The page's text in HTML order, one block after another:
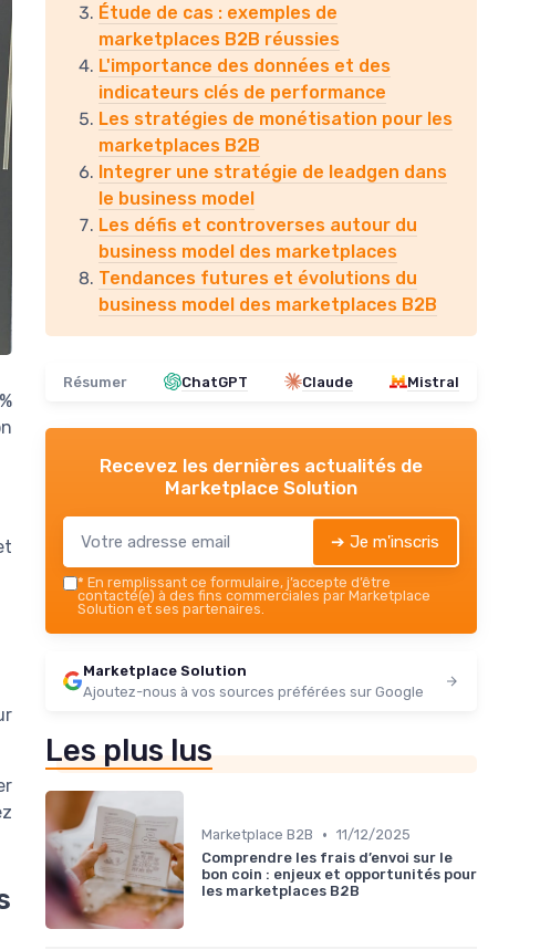
Étude de cas : exemples de
marketplaces B2B réussies
L'importance des données et des
indicateurs clés de performance
Les stratégies de monétisation pour les
marketplaces B2B
Integrer une stratégie de leadgen dans
le business model
Les défis et controverses autour du
business model des marketplaces
Tendances futures et évolutions du
business model des marketplaces B2B
Résumer ChatGPT Claude Mistral
Recevez les dernières actualités de
Marketplace Solution
➔ Je m'inscris
* En remplissant ce formulaire, j’accepte d’être
contacté(e) à des fins commerciales par Marketplace
Solution et ses partenaires.
Marketplace Solution
Ajoutez-nous à vos sources préférées sur Google
Les plus lus
Marketplace B2B • 11/12/2025
Comprendre les frais d’envoi sur le
bon coin : enjeux et opportunités pour
les marketplaces B2B